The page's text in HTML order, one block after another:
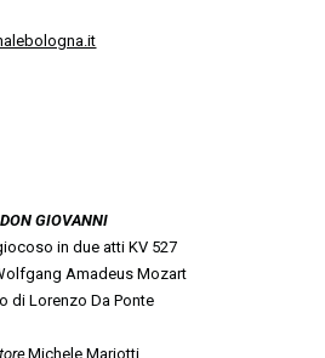
DON GIOVANNI
in due atti KV 527
Amadeus Mozart
di Lorenzo Da Ponte
Michele Mariotti